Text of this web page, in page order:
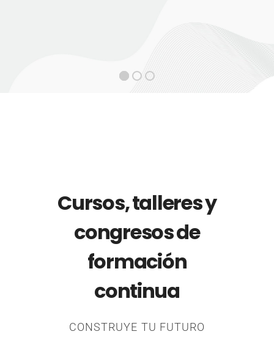
Cursos, talleres y
congresos de
formación
continua
CONSTRUYE TU FUTURO